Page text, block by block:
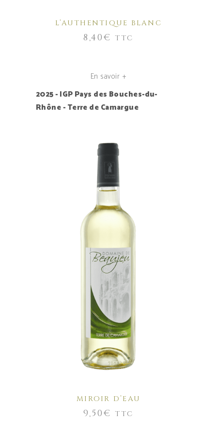
L’AUTHENTIQUE BLANC
8,40€ TTC
En savoir +
2025 - IGP Pays des Bouches-du-
Rhône - Terre de Camargue
AJOUTER AU PANIER
MIROIR D’EAU
9,50€ TTC